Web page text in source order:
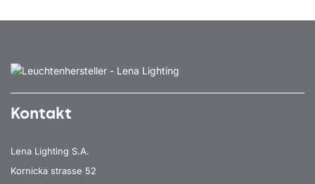
Kontakt
Lena Lighting S.A.
Kornicka strasse 52